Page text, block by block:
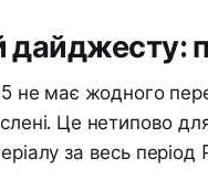
дайджесту:
не має жодного
Це нетипово
за весь період